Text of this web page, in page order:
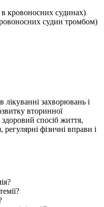
кровоносних судинах)
судин тромбом)
лікуванні захворювань і
вторинної
спосіб життя,
фізичні вправи і